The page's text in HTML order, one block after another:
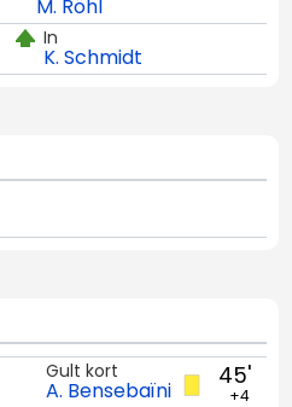
M. Röhl
In
K. Schmidt
45'
+4
Gult kort
A. Bensebaïni